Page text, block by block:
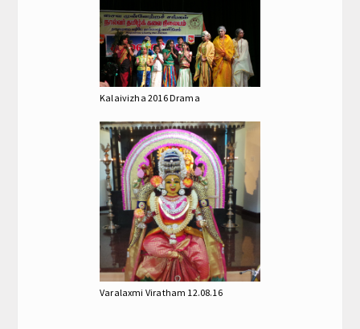
Kalaivizha 2016 Drama
Varalaxmi Viratham 12.08.16